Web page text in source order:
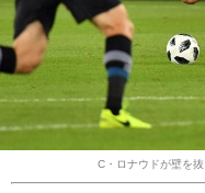
C・ロナウドが壁を